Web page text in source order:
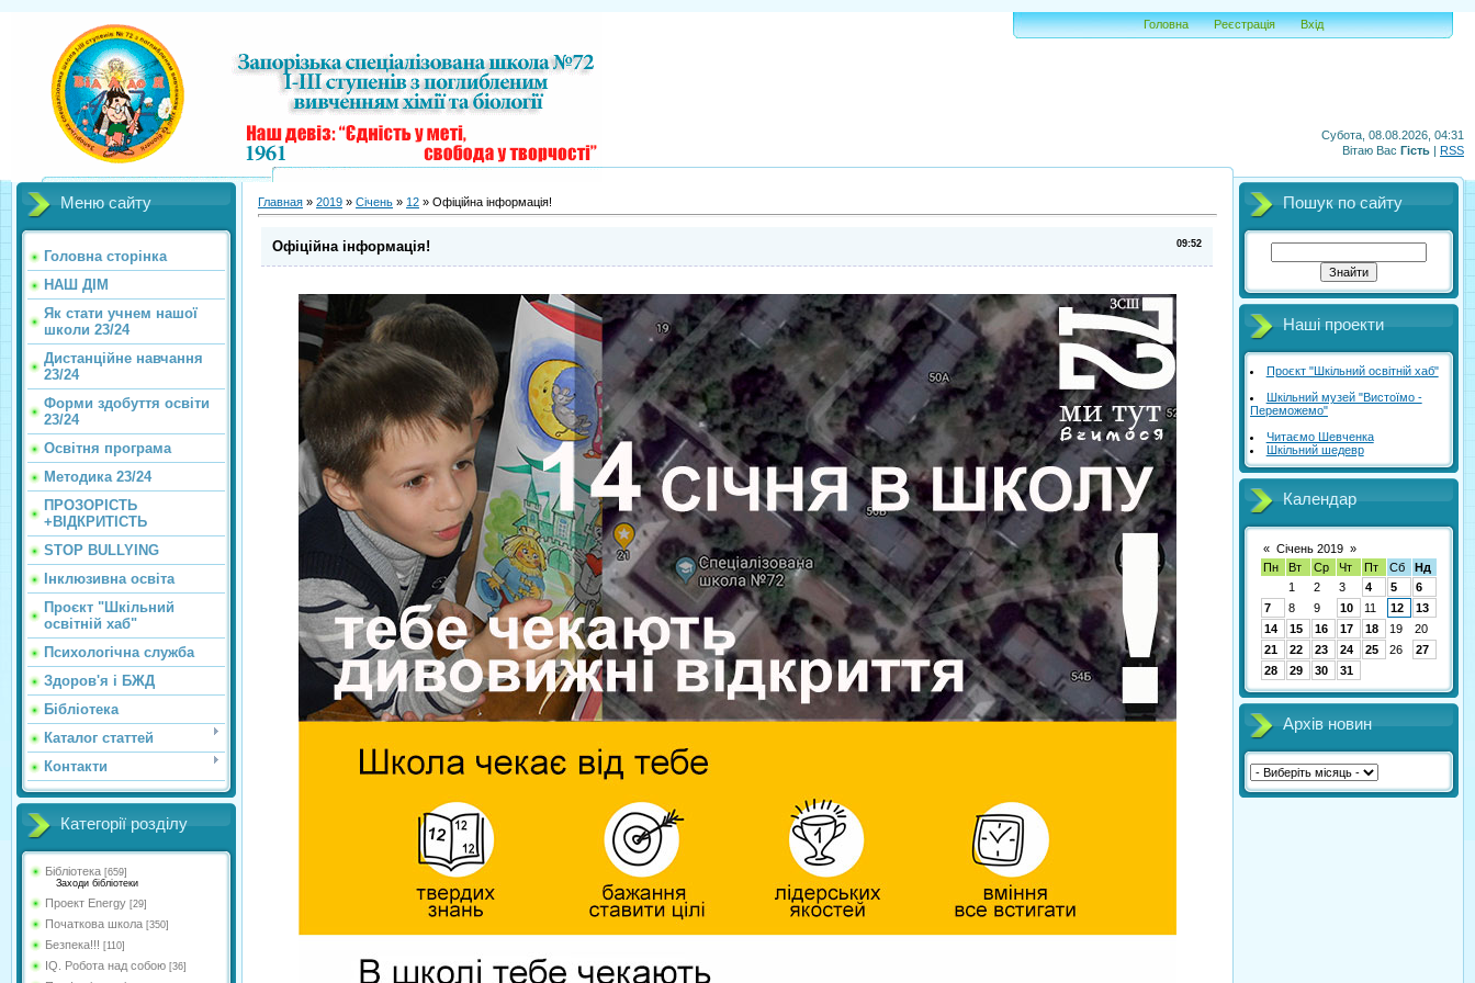
Субота, 08.08.2026, 04:31
Вітаю Вас Гість | RSS
Головна Реєстрація Вхід
Меню сайту
Головна сторінка
НАШ ДІМ
Як стати учнем нашої
школи 23/24
Дистанційне навчання
23/24
Форми здобуття освіти
23/24
Освітня програма
Методика 23/24
ПРОЗОРІСТЬ
+ВІДКРИТІСТЬ
STOP BULLYING
Інклюзивна освіта
Проєкт "Шкільний
освітній хаб"
Психологічна служба
Здоров'я і БЖД
Бібліотека
Каталог статтей
Контакти
Категорії розділу
Бібліотека [659]
Заходи бібліотеки
Проект Energy [29]
Початкова школа [350]
Безпека!!! [110]
IQ. Робота над собою [36]
Главная » 2019 » Січень » 12 » Офіційна інформація!
09:52
Офіційна інформація!
Пошук по сайту
Наші проекти
Проєкт "Шкільний освітній хаб"
Шкільний музей "Вистоїмо -
Переможемо"
Читаємо Шевченка
Шкільний шедевр
Календар
« Січень 2019 »
Пн
Вт Ср Чт Пт Сб
Нд
1
2 3 4 5
6
7
8 9 10 11 12
13
14
15 16 17 18 19
20
21
22 23 24 25 26
27
28
29 30 31
Архів новин